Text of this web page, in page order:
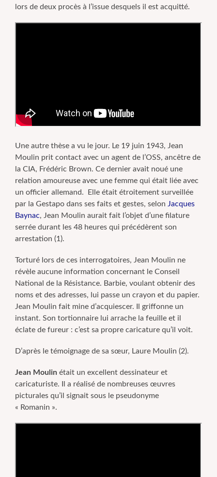
lors de deux procès à l’issue desquels il est acquitté.
Une autre thèse a vu le jour. Le 19 juin 1943, Jean
Moulin prit contact avec un agent de l’OSS, ancêtre de
la CIA, Frédéric Brown. Ce dernier avait noué une
relation amoureuse avec une femme qui était liée avec
un officier allemand. Elle était étroitement surveillée
par la Gestapo dans ses faits et gestes, selonJacques
Baynac, Jean Moulin aurait fait l’objet d’une filature
serrée durant les 48 heures qui précédèrent son
arrestation (1).
Torturé lors de ces interrogatoires, Jean Moulin ne
révèle aucune information concernant le Conseil
National de la Résistance. Barbie, voulant obtenir des
noms et des adresses, lui passe un crayon et du papier.
Jean Moulin fait mine d’acquiescer. Il griffonne un
instant. Son tortionnaire lui arrache la feuille et il
éclate de fureur : c’est sa propre caricature qu’il voit.
D’après le témoignage de sa sœur, Laure Moulin (2).
Jean Moulin était un excellent dessinateur et
caricaturiste. Il a réalisé de nombreuses œuvres
picturales qu’il signait sous le pseudonyme
« Romanin ».